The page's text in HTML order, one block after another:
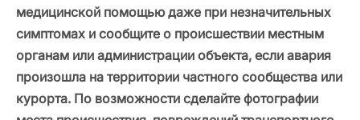
медицинской помощью даже при незначительных
симптомах и сообщите о происшествии местным
органам или администрации объекта, если авария
произошла на территории частного сообщества или
курорта. По возможности сделайте фотографии